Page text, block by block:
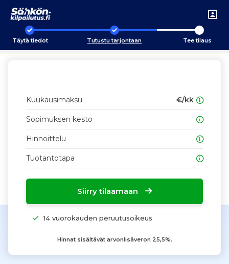
Täytä tiedot Tutustu tarjontaan Tee tilaus
Kuukausimaksu €/kk
Sopimuksen kesto
Hinnoittelu
Tuotantotapa
Siirry tilaamaan
14 vuorokauden peruutusoikeus
Hinnat sisältävät arvonlisäveron 25,5%.